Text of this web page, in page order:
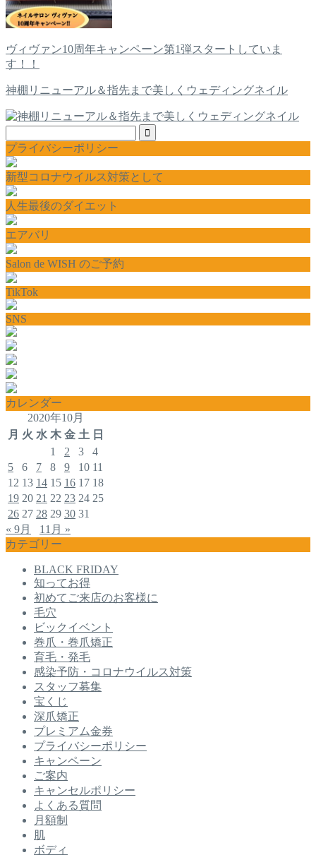
ヴィヴァン10周年キャンペーン第1弾スタートしていま
す！！
神棚リニューアル＆指先まで美しくウェディングネイル
プライバシーポリシー
新型コロナウイルス対策として
人生最後のダイエット
エアバリ
Salon de WISH のご予約
TikTok
SNS
カレンダー
2020年10月
月 火 水 木 金 土 日
1
2 3
4
5
6 7 8 9 10 11
12 13 14 15 16 17 18
19 20 21 22 23 24 25
26 27 28 29 30 31
« 9月
11月 »
カテゴリー
BLACK FRIDAY
知ってお得
初めてご来店のお客様に
毛穴
ビックイベント
巻爪・巻爪矯正
育毛・発毛
感染予防・コロナウイルス対策
スタッフ募集
宝くじ
深爪矯正
プレミアム金券
プライバシーポリシー
キャンペーン
ご案内
キャンセルポリシー
よくある質問
月額制
肌
ボディ